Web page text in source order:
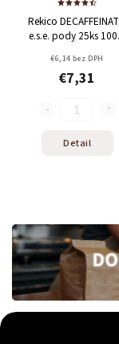
Rekico DECAFFEINATO
e.s.e. pody 25ks100%
€6,14 bez DPH
€7,31
Detail